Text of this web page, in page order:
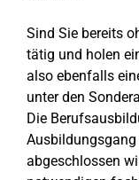
Sind Sie bereits
tätig und holen
also ebenfalls
unter den
Die
Ausbildungsgang
abgeschlossen